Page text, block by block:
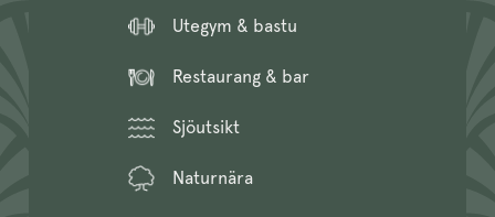
Utegym & bastu
Restaurang & bar
Sjöutsikt
Naturnära